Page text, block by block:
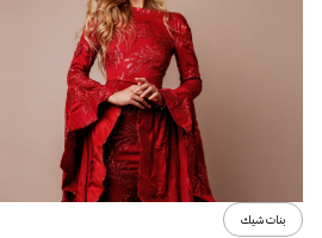
بنات شيك